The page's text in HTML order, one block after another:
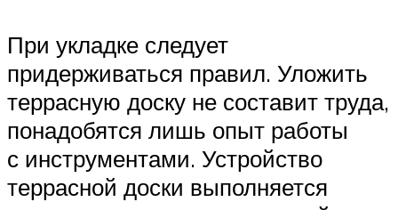
При укладке следует
придерживаться правил. Уложить
террасную доску не составит труда,
понадобятся лишь опыт работы
с инструментами. Устройство
террасной доски выполняется